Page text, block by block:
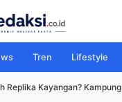
Tren Lifestyle
Replika Kayangan?